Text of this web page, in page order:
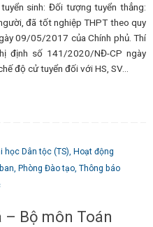
sinh: Đối tượng tuyển thẳng:
đã tốt nghiệp THPT theo quy
09/05/2017 của Chính phủ. Thí
định số 141/2020/NĐ-CP ngày
độ cử tuyển đối với HS, SV…
học Dân tộc (TS), Hoạt động
, Phòng Đào tạo, Thông báo
Bộ môn Toán